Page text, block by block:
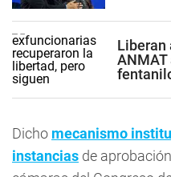
Liberan
ANMAT
Dicho mecanismo
instancias de